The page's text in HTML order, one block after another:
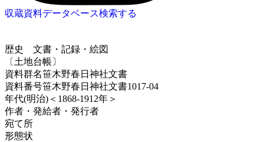
収蔵資料データベース検索する
歴史
文書・記録・絵図
〔土地台帳〕
資料群名笹木野春日神社文書
資料番号笹木野春日神社文書1017-04
年代(明治)＜1868-1912年＞
作者・発給者・発行者
宛て所
形態状